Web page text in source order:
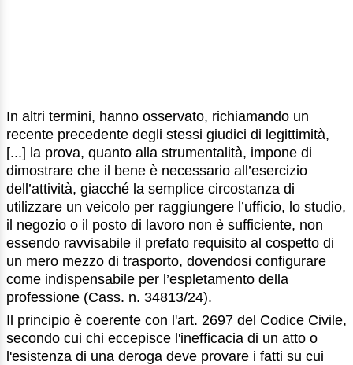
In altri termini, hanno osservato, richiamando un
recente precedente degli stessi giudici di legittimità,
[...] la prova, quanto alla strumentalità, impone di
dimostrare che il bene è necessario all’esercizio
dell’attività, giacché la semplice circostanza di
utilizzare un veicolo per raggiungere l’ufficio, lo studio,
il negozio o il posto di lavoro non è sufficiente, non
essendo ravvisabile il prefato requisito al cospetto di
un mero mezzo di trasporto, dovendosi configurare
come indispensabile per l’espletamento della
professione (Cass. n. 34813/24).
Il principio è coerente con l'art. 2697 del Codice Civile,
secondo cui chi eccepisce l'inefficacia di un atto o
l'esistenza di una deroga deve provare i fatti su cui